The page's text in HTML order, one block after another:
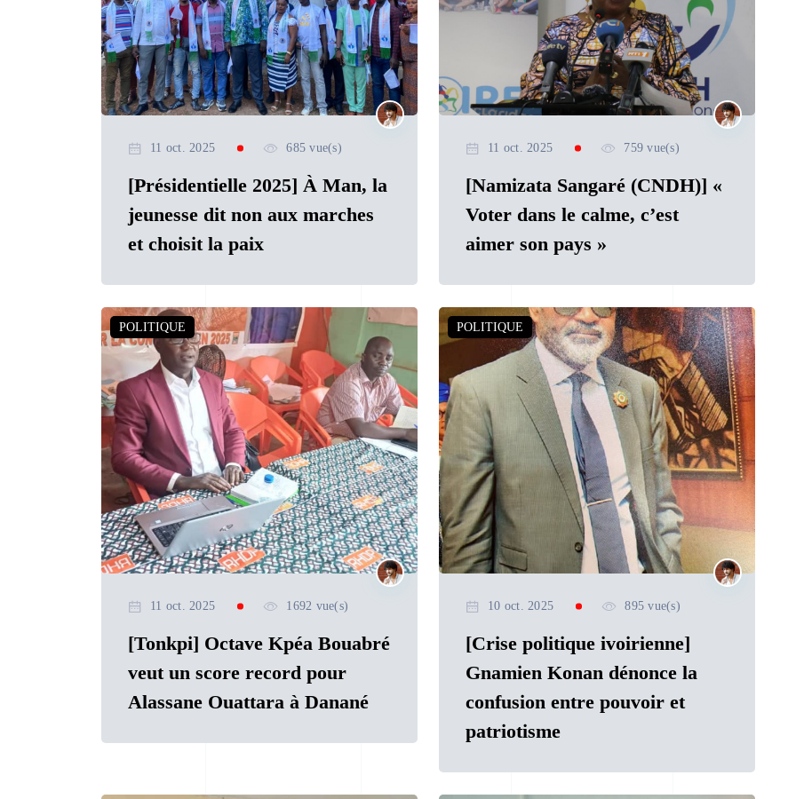
11 oct. 2025 685 vue(s)
[Présidentielle 2025] À Man, la
jeunesse dit non aux marches
et choisit la paix
11 oct. 2025 759 vue(s)
[Namizata Sangaré (CNDH)] «
Voter dans le calme, c’est
aimer son pays »
POLITIQUE
11 oct. 2025 1692 vue(s)
[Tonkpi] Octave Kpéa Bouabré
veut un score record pour
Alassane Ouattara à Danané
POLITIQUE
10 oct. 2025 895 vue(s)
[Crise politique ivoirienne]
Gnamien Konan dénonce la
confusion entre pouvoir et
patriotisme